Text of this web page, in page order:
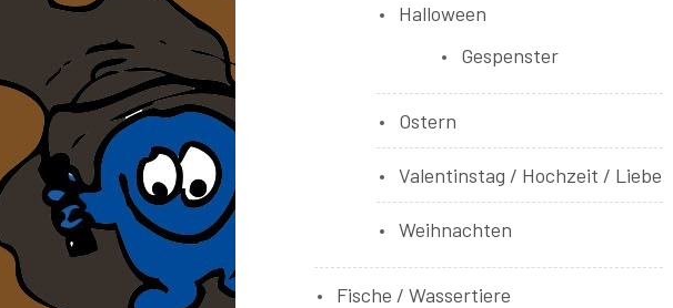
Halloween
Gespenster
Ostern
Valentinstag / Hochzeit / Liebe
Weihnachten
Fische / Wassertiere